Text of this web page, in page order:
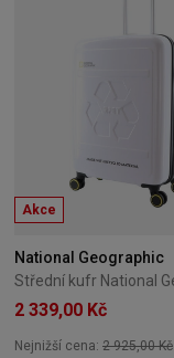
Akce
National Geographic
2 339,00 Kč
Nejnižší cena: 2 925,00 Kč